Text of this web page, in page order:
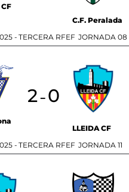
C.F. Peralada
-TERCERA RFEF JORNADA 08
2-0
LLEIDA CF
- TERCERA RFEF JORNADA 11